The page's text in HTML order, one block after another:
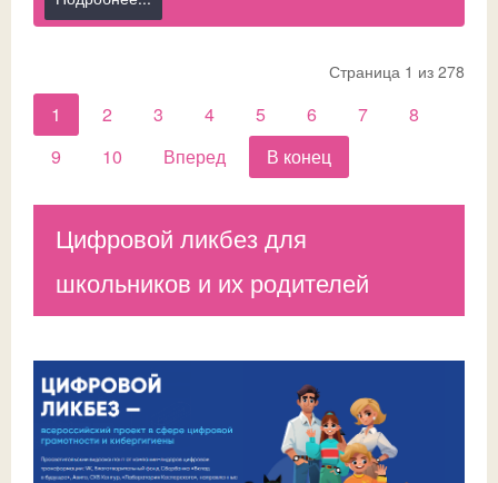
Страница 1 из 278
1 2 3 4 5 6 7
8
9
10 Вперед В конец
Цифровой ликбез для
школьников и их родителей